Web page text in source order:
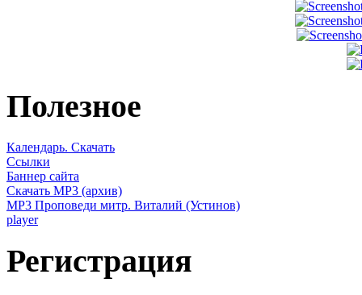
Полезное
Календарь. Скачать
Ссылки
Баннер сайта
Скачать MP3 (архив)
MP3 Проповеди митр. Виталий (Устинов)
player
Регистрация